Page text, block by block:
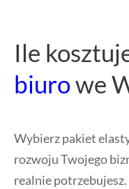
Ile
biurowe
Wybierz pakiet
rozwoju Twojego
realnie